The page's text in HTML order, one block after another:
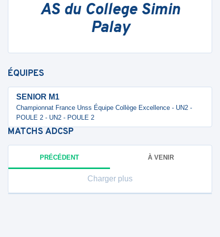
AS du College Simin
Palay
ÉQUIPES
SENIOR M1
Championnat France Unss Équipe Collège Excellence - UN2 -
POULE 2 - UN2 - POULE 2
MATCHS ADCSP
PRÉCÉDENT À VENIR
Charger plus